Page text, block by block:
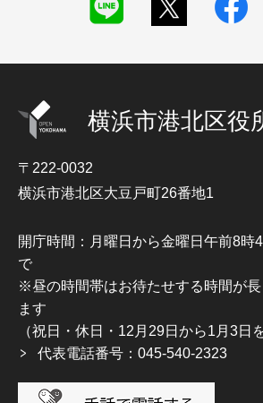
横浜市港北区役
〒222-0032
横浜市港北区大豆戸町26番地1
開庁時間：月曜日から金曜日午前8時
で
※昼の時間帯はお待たせする時間が長
ます
（祝日・休日・12月29日から1月3日
代表電話番号：045-540-2323